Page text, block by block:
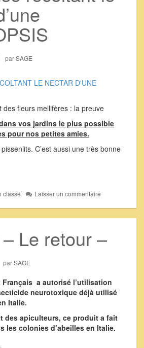
parSAGE
des fleurs mellifères : la preuve
vos jardins le plus possible
pour nos petites amies.
C’est aussi une très bonne
classé Laisser un commentaire
Le retour –
parSAGE
Français a autorisé l’utilisation
neurotoxique déjà utilisé
Italie.
des apiculteurs, ce produit a fait
les colonies d’abeilles en Italie.